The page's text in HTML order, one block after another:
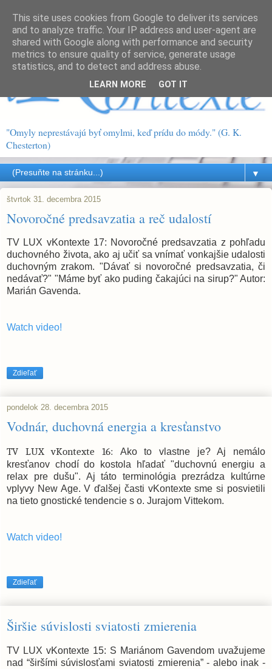
"Omyly neprestávajú byť omylmi, keď prídu do módy." (G. K.
Chesterton)
▼
štvrtok 31. decembra 2015
Novoročné predsavzatia a reč udalostí
TV LUX vKontexte 17: Novoročné predsavzatia z pohľadu
duchovného života, ako aj učiť sa vnímať vonkajšie udalosti
duchovným zrakom. "Dávať si novoročné predsavzatia, či
nedávať?" "Máme byť ako puding čakajúci na sirup?" Autor:
Marián Gavenda.
Watch video!
Zdieľať
pondelok 28. decembra 2015
Vodnár, duchovná energia a kresťanstvo
TV LUX vKontexte 16: Ako to vlastne je? Aj nemálo
kresťanov chodí do kostola hľadať "duchovnú energiu a
relax pre dušu". Aj táto terminológia prezrádza kultúrne
vplyvy New Age. V ďalšej časti vKontexte sme si posvietili
na tieto gnostické tendencie s o. Jurajom Vittekom.
Watch video!
Zdieľať
Širšie súvislosti sviatosti zmierenia
TV LUX vKontexte 15: S Mariánom Gavendom uvažujeme
nad “širšími súvislosťami sviatosti zmierenia” - alebo inak -
This site uses cookies from Google to deliver its services
and to analyze traffic. Your IP address and user-agent are
shared with Google along with performance and security
metrics to ensure quality of service, generate usage
statistics, and to detect and address abuse.
LEARN MORE GOT IT